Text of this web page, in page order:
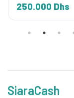
250.000 Dhs
SiaraCash